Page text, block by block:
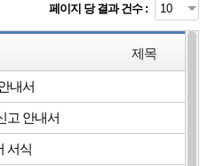
페이지 당 결과 건수 :
제목
내서
고 안내서
서식